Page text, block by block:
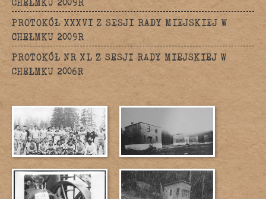
PROTOKÓŁ XXXVI Z SESJI RADY MIEJSKIEJ W
CHEŁMKU 2009R
PROTOKÓŁ NR XL Z SESJI RADY MIEJSKIEJ W
CHEŁMKU 2006R